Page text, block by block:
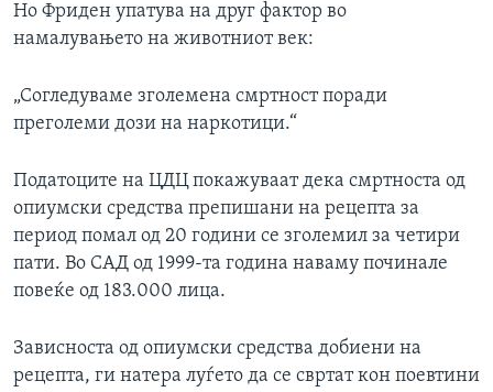
Но Фриден упатува на друг фактор во
намалувањето на животниот век:
„Согледуваме зголемена смртност поради
преголеми дози на наркотици.“
Податоците на ЦДЦ покажуваат дека смртноста од
опиумски средства препишани на рецепта за
период помал од 20 години се зголемил за четири
пати. Во САД од 1999-та година наваму починале
повеќе од 183.000 лица.
Зависноста од опиумски средства добиени на
рецепта, ги натера луѓето да се свртат кон поевтини